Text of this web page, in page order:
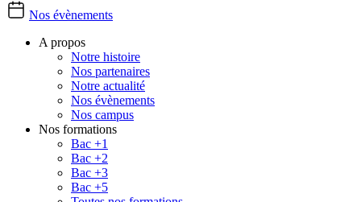
Nos évènements
A propos
Notre histoire
Nos partenaires
Notre actualité
Nos évènements
Nos campus
Nos formations
Bac +1
Bac +2
Bac +3
Bac +5